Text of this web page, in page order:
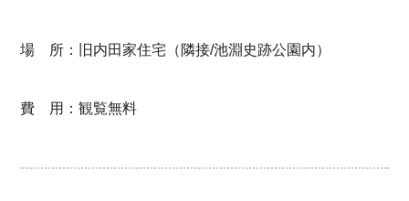
場 所：旧内田家住宅（隣接/池淵史跡公園内）
費 用：観覧無料